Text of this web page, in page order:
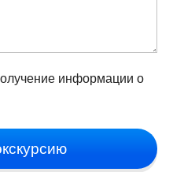
информации о